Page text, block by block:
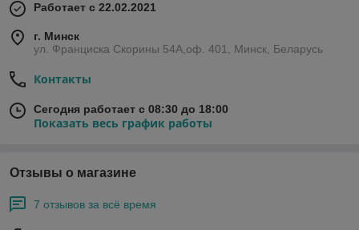
Работает с 22.02.2021
г. Минск
ул. Франциска Скорины 54А,оф. 401, Минск, Беларусь
Контакты
Сегодня работает с 08:30 до 18:00
Показать весь график работы
Отзывы о магазине
7 отзывов за всё время